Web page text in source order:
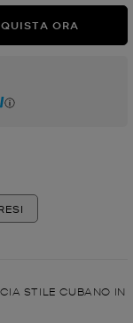
ORA
STILE CUBANO IN